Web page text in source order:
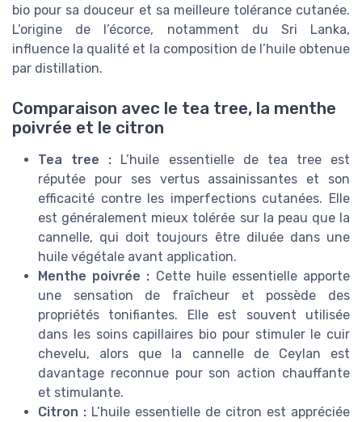
bio pour sa douceur et sa meilleure tolérance cutanée.
L’origine de l’écorce, notamment du Sri Lanka,
influence la qualité et la composition de l’huile obtenue
par distillation.
Comparaison avec le tea tree, la menthe
poivrée et le citron
Tea tree : L’huile essentielle de tea tree est
réputée pour ses vertus assainissantes et son
efficacité contre les imperfections cutanées. Elle
est généralement mieux tolérée sur la peau que la
cannelle, qui doit toujours être diluée dans une
huile végétale avant application.
Menthe poivrée : Cette huile essentielle apporte
une sensation de fraîcheur et possède des
propriétés tonifiantes. Elle est souvent utilisée
dans les soins capillaires bio pour stimuler le cuir
chevelu, alors que la cannelle de Ceylan est
davantage reconnue pour son action chauffante
et stimulante.
Citron : L’huile essentielle de citron est appréciée